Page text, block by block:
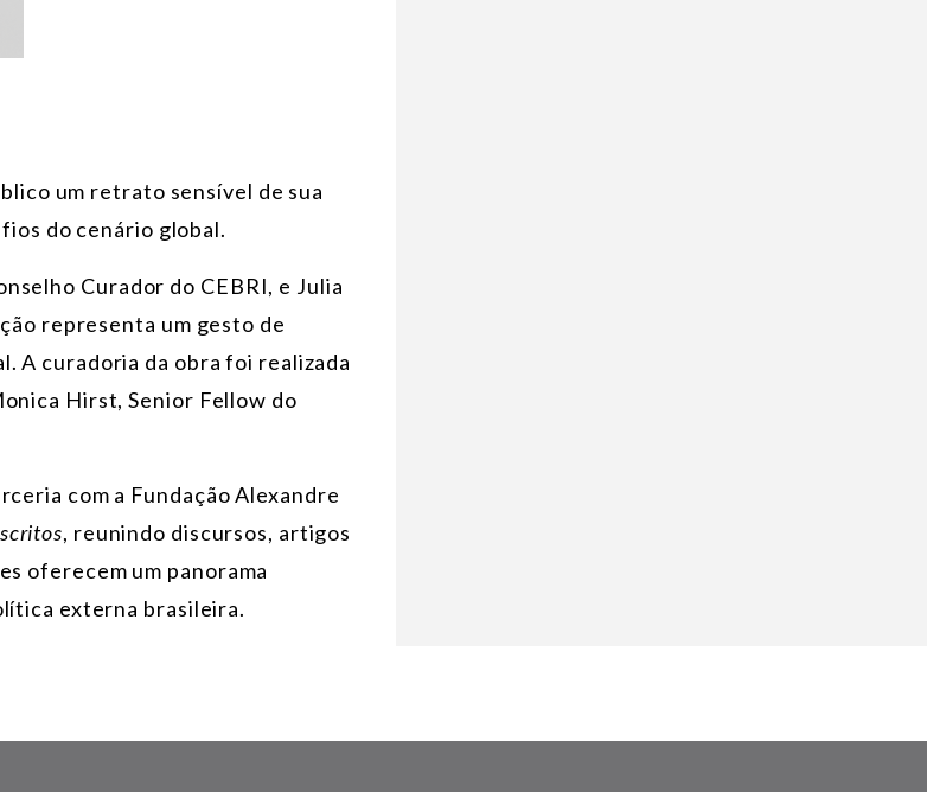
um retrato sensível de sua
do cenário global.
Curador do CEBRI, e Julia
representa um gesto de
A curadoria da obra foi realizada
Hirst, Senior Fellow do
com a Fundação Alexandre
, reunindo discursos, artigos
oferecem um panorama
externa brasileira.